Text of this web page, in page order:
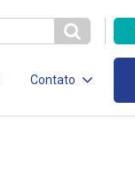
Contato